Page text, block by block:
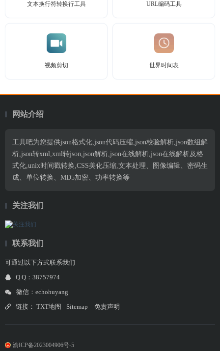
文本换行符转换行工具 URL编码工具
视频剪切 世界时间表
网站介绍
工具吧为您提供json格式化,json代码压缩,json校验解析,json数组解
析,json转xml,xml转json,json解析,json在线解析,json在线解析及格
式化,unix时间戳转换,CSS美化压缩,文本处理、图像编辑、密码生
成、单位转换、MD5加密、功率转换等
关注我们
联系我们
可通过以下方式联系我们
Q Q：38757974
微信：echohuyang
链接： TXT地图 Sitemap 免责声明
渝ICP备2023004906号-5